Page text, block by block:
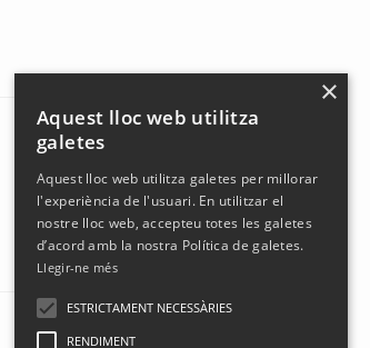
×
Aquest lloc web utilitza
galetes
Aquest lloc web utilitza galetes per millorar
l'experiència de l'usuari. En utilitzar el
nostre lloc web, accepteu totes les galetes
d’acord amb la nostra Política de galetes.
Llegir-ne més
ESTRICTAMENT NECESSÀRIES
RENDIMENT